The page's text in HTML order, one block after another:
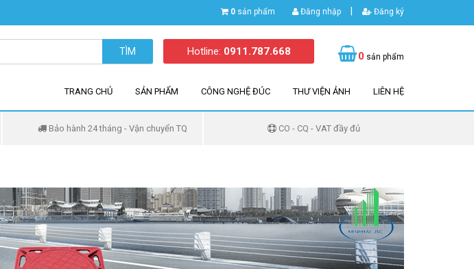
0 sản phẩm Đăng nhập Đăng ký
TÌM Hotline: 0911.787.668 0 sản phẩm
TRANG CHỦ SẢN PHẨM CÔNG NGHỆ ĐÚC THƯ VIỆN ẢNH LIÊN HỆ
Bảo hành 24 tháng - Vận chuyển TQ CO - CQ - VAT đầy đủ